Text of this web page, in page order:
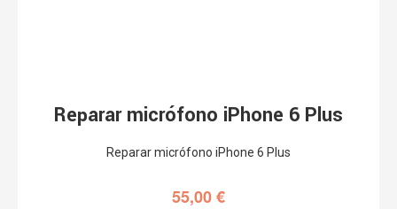
Reparar micrófono iPhone 6 Plus
Reparar micrófono iPhone 6 Plus
55,00€